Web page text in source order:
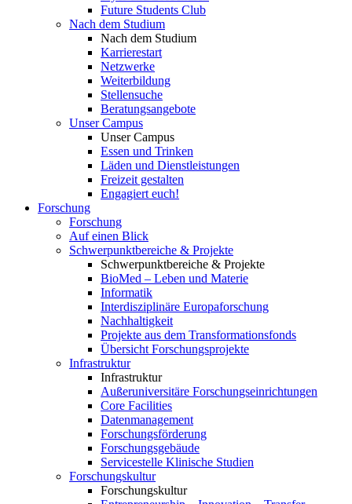
Future Students Club
Nach dem Studium
Nach dem Studium
Karrierestart
Netzwerke
Weiterbildung
Stellensuche
Beratungsangebote
Unser Campus
Unser Campus
Essen und Trinken
Läden und Dienstleistungen
Freizeit gestalten
Engagiert euch!
Forschung
Forschung
Auf einen Blick
Schwerpunktbereiche & Projekte
Schwerpunktbereiche & Projekte
BioMed – Leben und Materie
Informatik
Interdisziplinäre Europaforschung
Nachhaltigkeit
Projekte aus dem Transformationsfonds
Übersicht Forschungsprojekte
Infrastruktur
Infrastruktur
Außeruniversitäre Forschungseinrichtungen
Core Facilities
Datenmanagement
Forschungsförderung
Forschungsgebäude
Servicestelle Klinische Studien
Forschungskultur
Forschungskultur